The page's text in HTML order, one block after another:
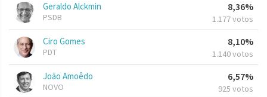
Geraldo Alckmin
PSDB
8,36%
1.177 votos
Ciro Gomes
PDT
8,10%
1.140 votos
João Amoêdo
NOVO
6,57%
925 votos